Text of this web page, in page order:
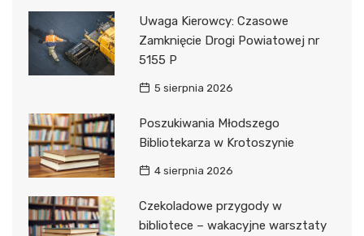
Uwaga Kierowcy: Czasowe
Zamknięcie Drogi Powiatowej nr
5155 P
5 sierpnia 2026
Poszukiwania Młodszego
Bibliotekarza w Krotoszynie
4 sierpnia 2026
Czekoladowe przygody w
bibliotece – wakacyjne warsztaty